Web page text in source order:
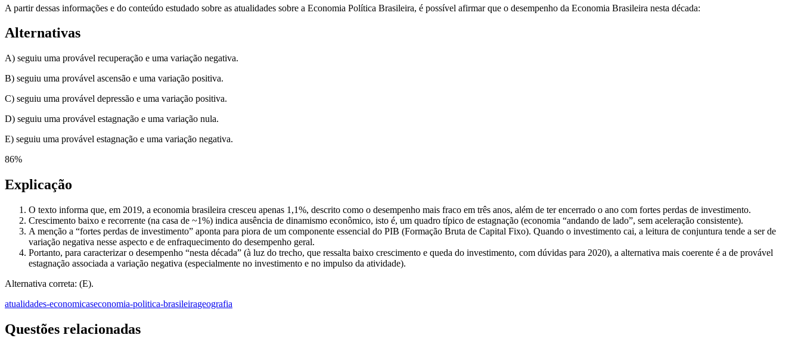
A partir dessas informações e do conteúdo estudado sobre as atualidades sobre a Economia Política Brasileira, é possível afirmar que o desempenho da Economia Brasileira nesta década:
Alternativas
A) seguiu uma provável recuperação e uma variação negativa.
B) seguiu uma provável ascensão e uma variação positiva.
C) seguiu uma provável depressão e uma variação positiva.
D) seguiu uma provável estagnação e uma variação nula.
E) seguiu uma provável estagnação e uma variação negativa.
86%
Explicação
O texto informa que, em 2019, a economia brasileira cresceu apenas 1,1%, descrito como o desempenho mais fraco em três anos, além de ter encerrado o ano com fortes perdas de investimento.
Crescimento baixo e recorrente (na casa de ~1%) indica ausência de dinamismo econômico, isto é, um quadro típico de estagnação (economia “andando de lado”, sem aceleração consistente).
A menção a “fortes perdas de investimento” aponta para piora de um componente essencial do PIB (Formação Bruta de Capital Fixo). Quando o investimento cai, a leitura de conjuntura tende a ser de
variação negativa nesse aspecto e de enfraquecimento do desempenho geral.
Portanto, para caracterizar o desempenho “nesta década” (à luz do trecho, que ressalta baixo crescimento e queda do investimento, com dúvidas para 2020), a alternativa mais coerente é a de provável
estagnação associada a variação negativa (especialmente no investimento e no impulso da atividade).
Alternativa correta: (E).
atualidades-economicaseconomia-politica-brasileirageografia
Questões relacionadas